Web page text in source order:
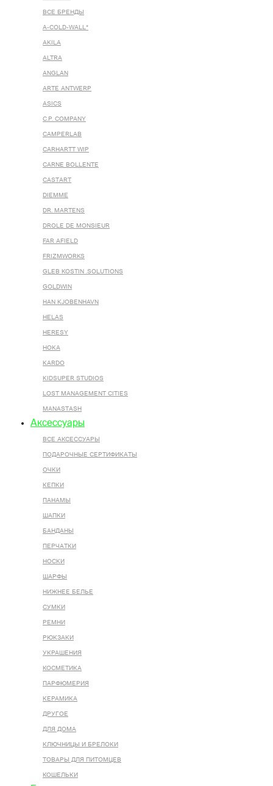
ВСЕ БРЕНДЫ
A-COLD-WALL*
AKILA
ALTRA
ANGLAN
ARTE ANTWERP
ASICS
C.P. COMPANY
CAMPERLAB
CARHARTT WIP
CARNE BOLLENTE
CASTART
DIEMME
DR. MARTENS
DROLE DE MONSIEUR
FAR AFIELD
FRIZMWORKS
GLEB KOSTIN .SOLUTIONS
GOLDWIN
HAN KJOBENHAVN
HELAS
HERESY
HOKA
KARDO
KIDSUPER STUDIOS
LOST MANAGEMENT CITIES
MANASTASH
Аксессуары
ВСЕ AКСЕССУАРЫ
ПОДАРОЧНЫЕ СЕРТИФИКАТЫ
ОЧКИ
КЕПКИ
ПАНАМЫ
ШАПКИ
БАНДАНЫ
ПЕРЧАТКИ
НОСКИ
ШАРФЫ
НИЖНЕЕ БЕЛЬЕ
СУМКИ
РЕМНИ
РЮКЗАКИ
УКРАШЕНИЯ
КОСМЕТИКА
ПАРФЮМЕРИЯ
КЕРАМИКА
ДРУГОЕ
ДЛЯ ДОМА
КЛЮЧНИЦЫ И БРЕЛОКИ
ТОВАРЫ ДЛЯ ПИТОМЦЕВ
КОШЕЛЬКИ